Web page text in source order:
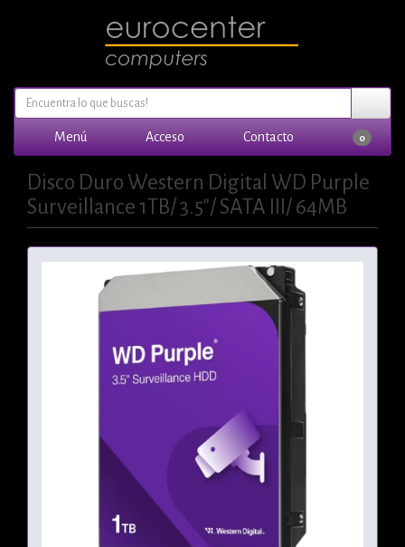
Menú Acceso Contacto 0
Disco Duro Western Digital WD Purple
Surveillance 1TB/ 3.5"/ SATA III/ 64MB